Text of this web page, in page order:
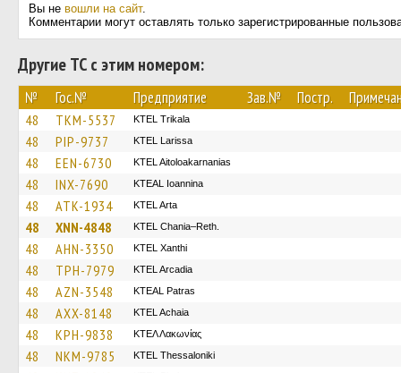
Вы не вошли на сайт.
Комментарии могут оставлять только зарегистрированные
Другие ТС с этим номером:
№ Гос.№ Предприятие Зав.№ Постр.
48 TKM-5537 ΚΤΕL Τrikala
48 PIP-9737 KTEL Larissa
48 EEN-6730 KTEL Aitoloakarnanias
48 INX-7690 KTEAL Ioannina
48 ATK-1934 KTEL Arta
48 XNN-4848 KTEL Chania–Reth.
48 AHN-3350 KTEL Xanthi
48 TPH-7979 KTEL Arcadia
48 AZN-3548 KTEAL Patras
48 AXX-8148 KTEL Achaia
48 KPH-9838 ΚΤΕΛ Λακωνίας
48 NKM-9785 KTEL Thessaloniki